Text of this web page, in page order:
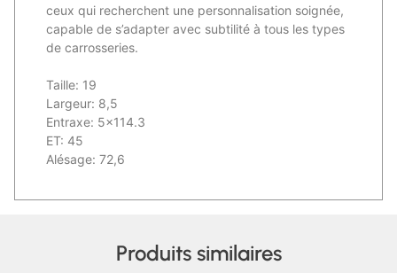
ceux qui recherchent une personnalisation soignée,
capable de s’adapter avec subtilité à tous les types
de carrosseries.
Taille: 19
Largeur: 8,5
Entraxe: 5×114.3
ET: 45
Alésage: 72,6
Produits similaires